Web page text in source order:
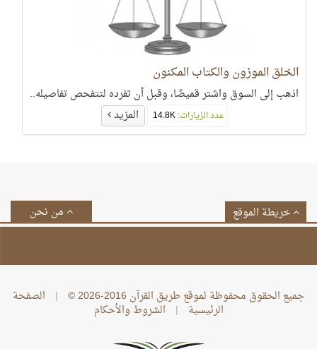
الخلق الموزون والكتاب المكنون
اذهب إلى السوق واشتر قميصًا، وقبل أن تفرده لتتفحص تفاصيله..
عدد الزيارات:14.8K المزيد
من نحن خريطة الموقع
جميع الحقوق محفوظة لموقع طريق القرآن 2016-2026 © | الصفحة
الرئيسية | الشروط والأحكام